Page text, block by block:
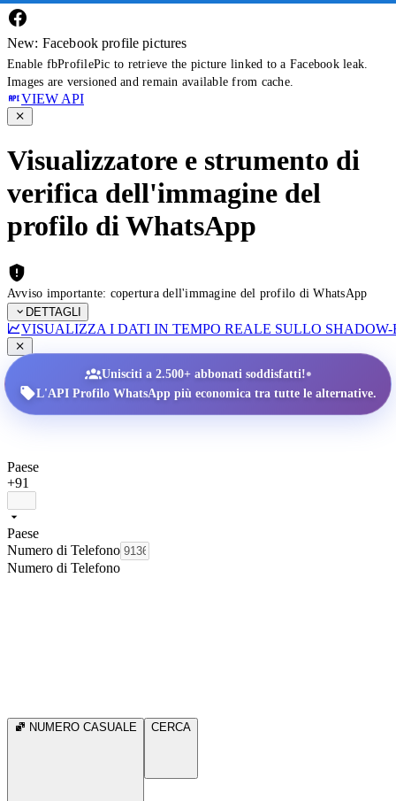
New: Facebook profile pictures
Enable fbProfilePic to retrieve the picture linked to a Facebook leak.
Images are versioned and remain available from cache.
VIEW API
Visualizzatore e strumento di
verifica dell'immagine del
profilo di WhatsApp
Avviso importante: copertura dell'immagine del profilo di WhatsApp
DETTAGLI
VISUALIZZA I DATI IN TEMPO REALE SULLO
Unisciti a 2.500+ abbonati soddisfatti!•
L'API Profilo WhatsApp più economica tra tutte le alternative.
Paese
+91
Paese
Numero di Telefono
Numero di Telefono
NUMERO CASUALE CERCA